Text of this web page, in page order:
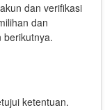
dan verifikasi
dan
berikutnya.
ketentuan.